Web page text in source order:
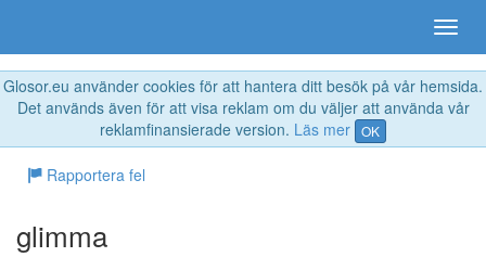
Glosor.eu använder cookies för att hantera ditt besök på vår hemsida.
Det används även för att visa reklam om du väljer att använda vår
reklamfinansierade version. Läs mer OK
Rapportera fel
glimma